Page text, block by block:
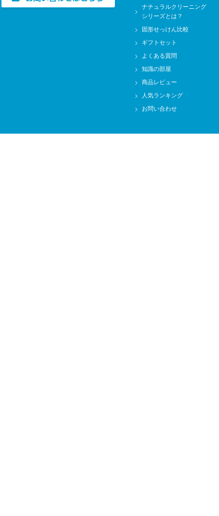
ナチュラルクリーニング
シリーズとは？
固形せっけん比較
ギフトセット
よくある質問
知識の部屋
商品レビュー
人気ランキング
お問い合わせ